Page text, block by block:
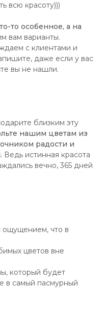
всю красоту)))
то особенное, а на
вам варианты.
с клиентами и
даже если у вас
вы не нашли.
близким эту
нашим цветам из
радости и
Ведь истинная красота
вечно, 365 дней
ощущением, что в
цветов вне
который будет
в самый пасмурный